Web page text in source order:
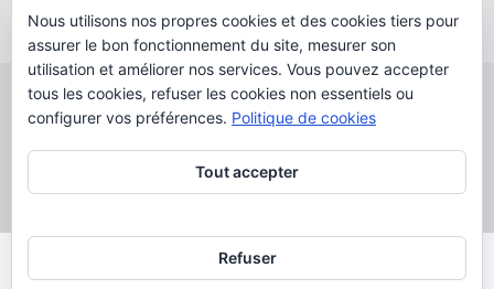
Copyright © 2026 Traxco, S.A.
Nous utilisons nos propres cookies et des cookies tiers pour
assurer le bon fonctionnement du site, mesurer son
utilisation et améliorer nos services. Vous pouvez accepter
tous les cookies, refuser les cookies non essentiels ou
configurer vos préférences. Politique de cookies
Tout accepter
Refuser
PROGRAMA DE KIT DIGITAL CO-FINANCIADO PELOS